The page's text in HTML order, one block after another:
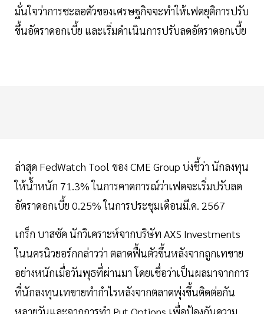
มั่นใจว่าการชะลอตัวของเศรษฐกิจจะทำให้เฟดยุติการปรับ
ขึ้นอัตราดอกเบี้ย และเริ่มดำเนินการปรับลดอัตราดอกเบี้ย
ล่าสุด FedWatch Tool ของ CME Group บ่งชี้ว่า นักลงทุน
ให้น้ำหนัก 71.3% ในการคาดการณ์ว่าเฟดจะเริ่มปรับลด
อัตราดอกเบี้ย 0.25% ในการประชุมเดือนมี.ค. 2567
เกร็ก บาสซัค นักวิเคราะห์จากบริษัท AXS Investments
ในนครนิวยอร์กกล่าวว่า ตลาดฟื้นตัวขึ้นหลังจากถูกเทขาย
อย่างหนักเมื่อวันพุธที่ผ่านมา โดยเชื่อว่าเป็นผลมาจากการ
ที่นักลงทุนเทขายทำกำไรหลังจากตลาดพุ่งขึ้นติดต่อกัน